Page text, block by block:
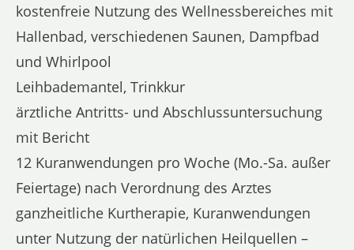
kostenfreie Nutzung des Wellnessbereiches mit
Hallenbad, verschiedenen Saunen, Dampfbad
und Whirlpool
Leihbademantel, Trinkkur
ärztliche Antritts- und Abschlussuntersuchung
mit Bericht
12 Kuranwendungen pro Woche (Mo.-Sa. außer
Feiertage) nach Verordnung des Arztes
ganzheitliche Kurtherapie, Kuranwendungen
unter Nutzung der natürlichen Heilquellen –